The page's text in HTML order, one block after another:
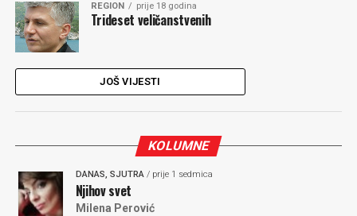
REGION prije 18 godina
Trideset veličanstvenih
JOŠ VIJESTI
KOLUMNE
DANAS, SJUTRA/ prije 1 sedmica
Njihov svet
Milena Perović